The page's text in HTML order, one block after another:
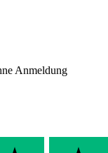
Anmeldung